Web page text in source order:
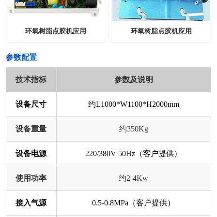
环氧树脂点胶机应用 环氧树脂点胶机应用
​参数配置
技术指标 参数及说明
设备尺寸 约L1000*W1100*H2000mm
设备重量 约350Kg
设备电源 220/380V 50Hz（客户提供）
使用功率 约2-4Kw
接入气源 0.5-0.8MPa（客户提供）